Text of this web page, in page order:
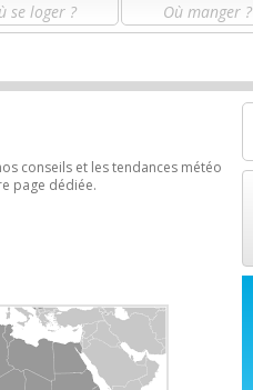
se loger ? Où manger ?
conseils et les tendances météo
page dédiée.